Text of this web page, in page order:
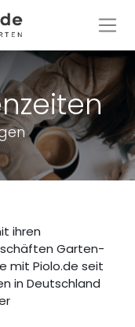
ihren
Garten-
mit Piolo.de seit
in Deutschland